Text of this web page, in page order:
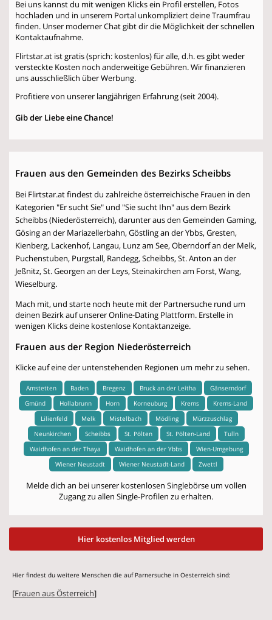
Bei uns kannst du mit wenigen Klicks ein Profil erstellen, Fotos
hochladen und in unserem Portal unkompliziert deine Traumfrau
finden. Unser moderner Chat gibt dir die Möglichkeit der schnellen
Kontaktaufnahme.
Flirtstar.at ist gratis (sprich: kostenlos) für alle, d.h. es gibt weder
versteckte Kosten noch anderweitige Gebühren. Wir finanzieren
uns ausschließlich über Werbung.
Profitiere von unserer langjährigen Erfahrung (seit 2004).
Gib der Liebe eine Chance!
Frauen aus den Gemeinden des Bezirks Scheibbs
Bei Flirtstar.at findest du zahlreiche österreichische Frauen in den
Kategorien "Er sucht Sie" und "Sie sucht Ihn" aus dem Bezirk
Scheibbs (Niederösterreich), darunter aus den Gemeinden Gaming,
Gösing an der Mariazellerbahn, Göstling an der Ybbs, Gresten,
Kienberg, Lackenhof, Langau, Lunz am See, Oberndorf an der Melk,
Puchenstuben, Purgstall, Randegg, Scheibbs, St. Anton an der
Jeßnitz, St. Georgen an der Leys, Steinakirchen am Forst, Wang,
Wieselburg.
Mach mit, und starte noch heute mit der Partnersuche rund um
deinen Bezirk auf unserer Online-Dating Plattform. Erstelle in
wenigen Klicks deine kostenlose Kontaktanzeige.
Frauen aus der Region Niederösterreich
Klicke auf eine der untenstehenden Regionen um mehr zu sehen.
Amstetten Baden Bregenz Bruck an der Leitha
Gänserndorf
Gmünd
Hollabrunn Horn Korneuburg Krems
Krems-Land
Lilienfeld
Melk Mistelbach Mödling
Mürzzuschlag
Neunkirchen
Scheibbs St. Pölten St. Pölten-Land
Tulln
Waidhofen an der Thaya
Waidhofen an der Ybbs
Wien-Umgebung
Wiener Neustadt
Wiener Neustadt-Land Zwettl
Melde dich an bei unserer kostenlosen Singlebörse um vollen
Zugang zu allen Single-Profilen zu erhalten.
Hier kostenlos Mitglied werden
Hier findest du weitere Menschen die auf Parnersuche in Oesterreich sind:
[Frauen aus Österreich]